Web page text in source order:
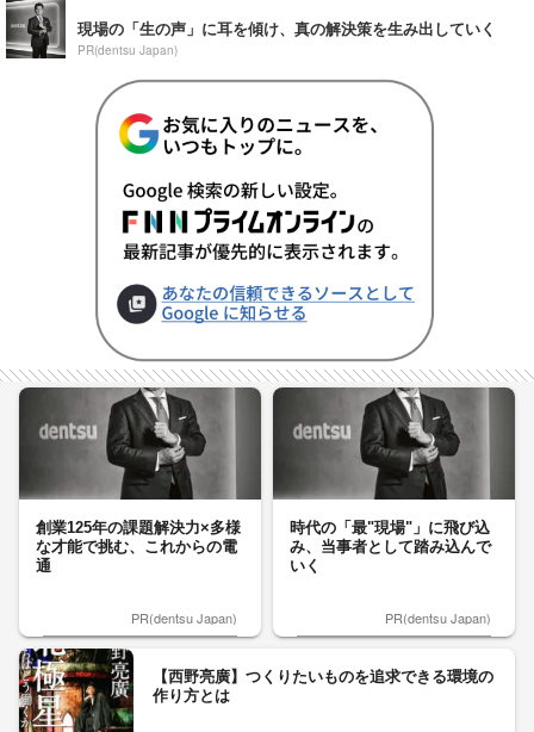
現場の「生の声」に耳を傾け、真の解決策を生み出していく
PR(dentsu Japan)
創業125年の課題解決力×多様
な才能で挑む、これからの電
通
PR(dentsu Japan)
時代の「最"現場"」に飛び込
み、当事者として踏み込んで
いく
PR(dentsu Japan)
【西野亮廣】つくりたいものを追求できる環境の
作り方とは